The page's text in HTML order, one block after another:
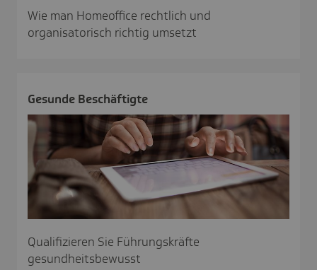
Wie man Homeoffice rechtlich und
organisatorisch richtig umsetzt
Gesunde Beschäf­tigte
Qualifizieren Sie Führungskräfte
gesundheitsbewusst